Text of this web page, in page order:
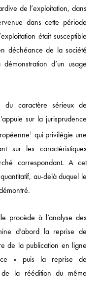
de l’exploitation, dans
dans cette période
était susceptible
déchéance de la société
d’un usage
du caractère sérieux de
sur la jurisprudence
1
qui privilégie une
sur les caractéristiques
correspondant. A cet
au-delà duquel le
procède à l’analyse des
d’abord la reprise de
de la publication en ligne
» puis la reprise de
la réédition du même